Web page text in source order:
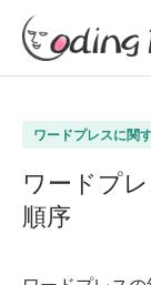
ワードプレスに関
ワードプ
順序